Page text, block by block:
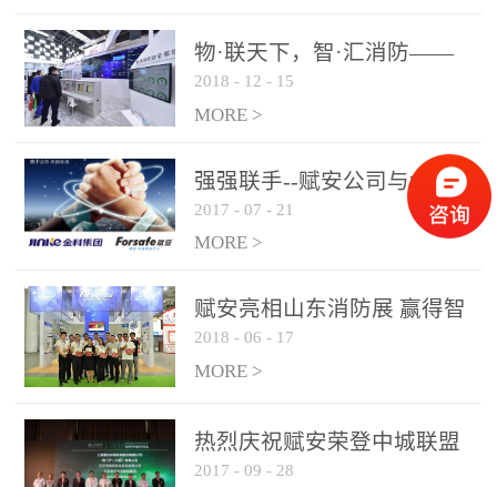
力和闲难，同时也将造成
巨大的经济损失和社会影
响，基至还会造成人员伤
亡。图像型火灾探测器正
是针对这种高大空间建筑
物的消防设施、设备通过
现场图像的实时获取、预
处理和特征提取分析，实
现火焰的跟踪和识别。能
更早的进行预警，达到早
报早防的效果。 系统构
成示意图： 图像型火灾
和监控端两大部分组成。
两者之间通过以太网相
物·联天下，智·汇消防——
赋安F&S 2018上海消防展圆
满落幕
2018 - 12 - 15
MORE >
强强联手--赋安公司与金科
集团达成战略合作协议
2017 - 07 - 21
MORE >
赋安亮相山东消防展 赢得智
慧消防新荣耀
2018 - 06 - 17
MORE >
热烈庆祝赋安荣登中城联盟
联合采购战略合作平台
2017 - 09 - 28